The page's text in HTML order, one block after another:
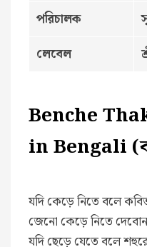
পরিচালক
লেবেল
Benche
in Bengali
যদি কেড়ে নিতে বলে
জেনো কেড়ে নিতে
যদি ছেড়ে যেতে বলে